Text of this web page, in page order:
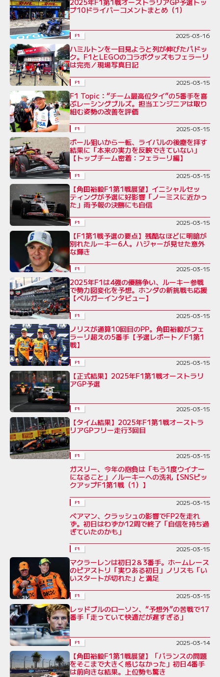
2025年F1第1戦オーストラリアGP予選トッ
プ10ドライバーコメントまとめ（1）
F1 2025-03-16
ハミルトンを一目見ようと列が伸びたパドッ
ク。F1とLEGOのコラボグッズもフェラーリ
は完売／現場写真日記
F1 2025-03-15
F1 Topic：“チーム最高位タイ”の5番手を喜
ぶレーシングブルズ。担当エンジニアは取り
組む姿勢の改善を評価
F1 2025-03-15
ポール狙いから一転、ライバルの後塵を拝す
結果に「本来の実力を反映できていない」
【トップチーム密着：フェラーリ編】
F1 2025-03-15
【角田裕毅F1第1戦展望】イニシャルセッ
ティングが予選に好影響「ノーミスに近かっ
た」雨予報の決勝にも自信
F1 2025-03-15
【F1第1戦予選の要点】残酷なほどに明暗が
別れたルーキー6人。ハジャーが見せた意外
な輝き
F1 2025-03-15
2025年F1は4強の優勝争い、ルーキー参戦
で勢力図変化を予想。ホンダの新挑戦も応援
【ベルガーインタビュー】
F1 2025-03-15
ノリスが通算10回目のPP。角田裕毅がフェ
ラーリ超えの5番手【予選レポート／F1第1
戦】
F1 2025-03-15
【正式結果】2025年F1第1戦オーストラリ
アGP予選
F1 2025-03-15
【タイム結果】2025年F1第1戦オーストラ
リアGPフリー走行3回目
F1 2025-03-15
ガスリー、今年の抱負は「もう1度ウイナー
になること」／ルーキーへの洗礼【SNSピッ
クアップF1第1戦（1）】
F1 2025-03-15
ベアマン、クラッシュの影響でFP2を走れ
ず。初日はわずか12周で終了「自信を持ち過
ぎていたのかも」
F1 2025-03-15
マクラーレンは初日2＆3番手。ホームレース
のピアストリ「実りある初日」ノリスも「い
いスタートが切れた」と満足
F1 2025-03-15
レッドブルのローソン、“予想外”の苦戦で17
番手「走っていて快適だが遅すぎる」
F1 2025-03-14
【角田裕毅F1第1戦展望】「バランスの問題
をそこまで大きく感じなかった」初日4番手
は前向きな結果。上位勢も驚き